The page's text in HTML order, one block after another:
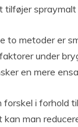
tilføjer
to metoder er
under
en mere
forskel i forhold
kan man